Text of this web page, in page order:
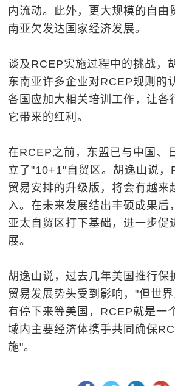
内流动。此外，更大规模的自由
南亚欠发达国家经济发展。
谈及RCEP实施过程中的挑战，
东南亚许多企业对RCEP规则的
各国应加大相关培训工作，让各
它带来的红利。
在RCEP之前，东盟已与中国、
立了"10+1"自贸区。胡逸山说，
贸易安排的升级版，将会有越来
入。在未来发展结出丰硕成果后
亚太自贸区打下基础，进一步促
展。
胡逸山说，过去几年美国推行保
贸易发展势头受到影响，"但世
有停下来等美国，RCEP就是一
域内主要经济体携手共同确保
施"。